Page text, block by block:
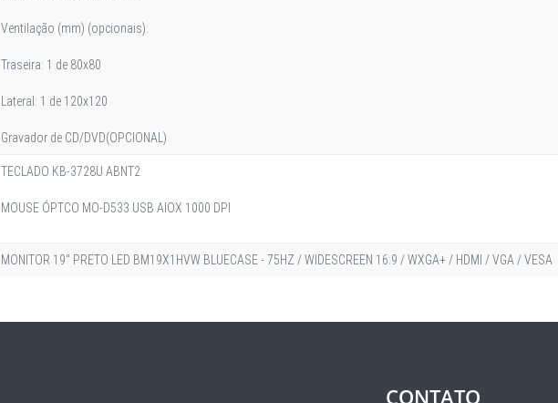
Ventilação (mm) (opcionais):
Traseira: 1 de 80x80
Lateral: 1 de 120x120
Gravador de CD/DVD(OPCIONAL)
TECLADO KB-3728U ABNT2
MOUSE ÓPTCO MO-D533 USB AIOX 1000 DPI
MONITOR 19" PRETO LED BM19X1HVW BLUECASE - 75HZ / WIDESCREEN 16:9 / WXGA+ / HDMI / VGA / VESA
CONTATO